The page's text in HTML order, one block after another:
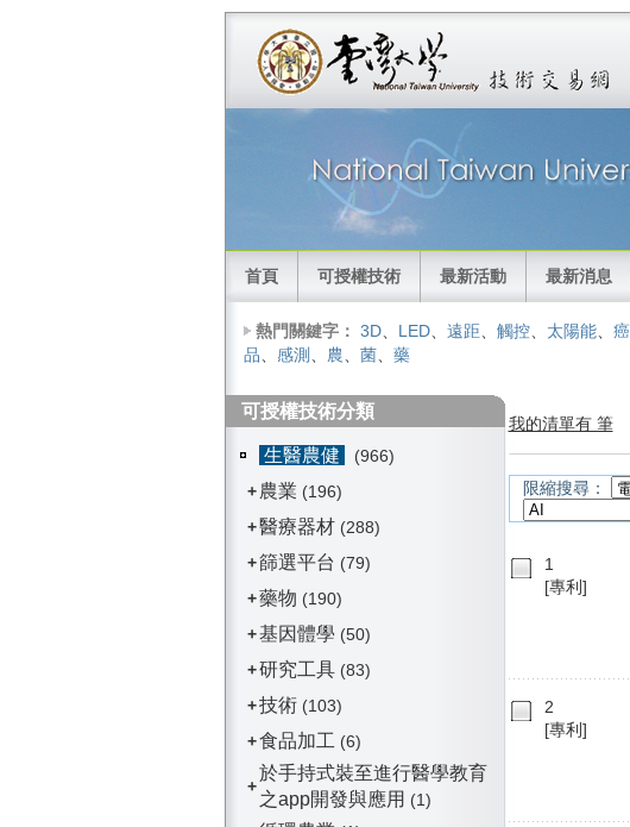
首頁 可授權技術 最新活動 最新消息
熱門關鍵字： 3D、 LED、 遠距、 觸控、 太陽能、 癌
品、 感測 、 農、 菌、 藥
可授權技術分類
生醫農健
(966)
+ 農業 (196)
+醫療器材 (288)
+篩選平台 (79)
+藥物 (190)
+基因體學 (50)
+研究工具(83)
+技術(103)
+食品加工 (6)
+
於手持式裝至進行醫學教育
之app開發與應用 (1)
我的清單有 筆
限縮搜尋：
1
[專利]
2
[專利]